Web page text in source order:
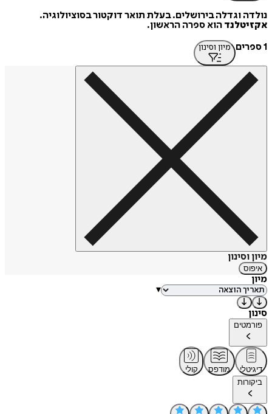
נולדה וגדלה בירושלים. בעלת תואר דוקטור בסוציולוגיה.
אקזיטלנד הוא ספרה הראשון.
1 ספרים
מיון וסינון
מיון וסינון
איפוס
מיון
▾
סינון
פורמטים
דיגיטלי מודפס
קולי
ביקורות